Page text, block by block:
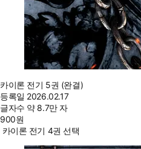
카이론 전기 5권 (완결)
등록일 2026.02.17
글자수 약 8.7만 자
900원
카이론 전기 4권 선택